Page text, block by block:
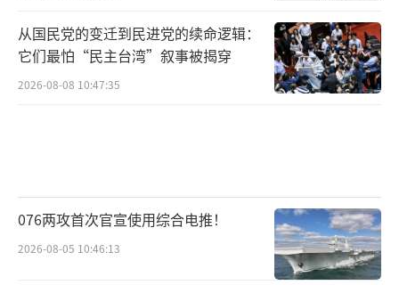
从国民党的变迁到民进党的续命逻辑：
它们最怕“民主台湾”叙事被揭穿
2026-08-08 10:47:35
076两攻首次官宣使用综合电推！
2026-08-05 10:46:13